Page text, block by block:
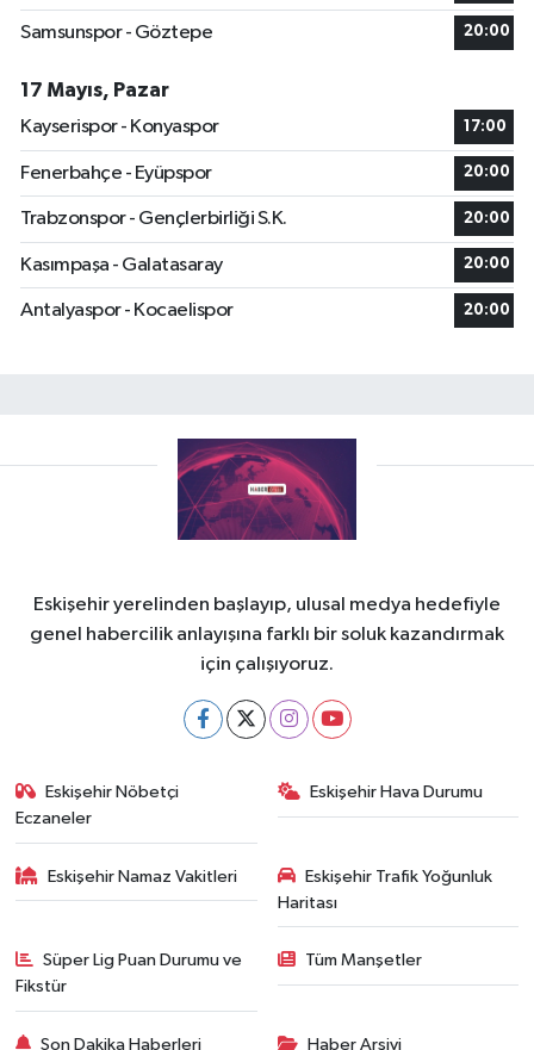
Samsunspor - Göztepe 20:00
17 Mayıs, Pazar
Kayserispor - Konyaspor
17:00
Fenerbahçe - Eyüpspor 20:00
Trabzonspor - Gençlerbirliği S.K. 20:00
Kasımpaşa - Galatasaray 20:00
Antalyaspor - Kocaelispor 20:00
Eskişehir yerelinden başlayıp, ulusal medya hedefiyle
genel habercilik anlayışına farklı bir soluk kazandırmak
için çalışıyoruz.
Eskişehir Nöbetçi
Eczaneler
Eskişehir Hava Durumu
Eskişehir Namaz Vakitleri
Eskişehir Trafik Yoğunluk
Haritası
Süper Lig Puan Durumu ve
Fikstür
Tüm Manşetler
Son Dakika Haberleri Haber Arşivi